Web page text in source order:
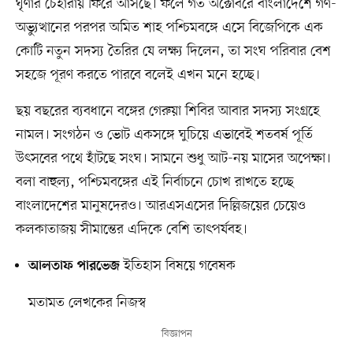
ঘৃণার চেহারায় ফিরে আসছে। ফলে গত অক্টোবরে বাংলাদেশে গণ-
অভ্যুত্থানের পরপর অমিত শাহ পশ্চিমবঙ্গে এসে বিজেপিকে এক
কোটি নতুন সদস্য তৈরির যে লক্ষ্য দিলেন, তা সংঘ পরিবার বেশ
সহজে পূরণ করতে পারবে বলেই এখন মনে হচ্ছে।
ছয় বছরের ব্যবধানে বঙ্গের গেরুয়া শিবির আবার সদস্য সংগ্রহে
নামল। সংগঠন ও ভোট একসঙ্গে ঘুচিয়ে এভাবেই শতবর্ষ পূর্তি
উৎসবের পথে হাঁটছে সংঘ। সামনে শুধু আট-নয় মাসের অপেক্ষা।
বলা বাহুল্য, পশ্চিমবঙ্গের এই নির্বাচনে চোখ রাখতে হচ্ছে
বাংলাদেশের মানুষদেরও। আরএসএসের দিল্লিজয়ের চেয়েও
কলকাতাজয় সীমান্তের এদিকে বেশি তাৎপর্যবহ।
আলতাফ পারভেজইতিহাস বিষয়ে গবেষক
মতামত লেখকের নিজস্ব